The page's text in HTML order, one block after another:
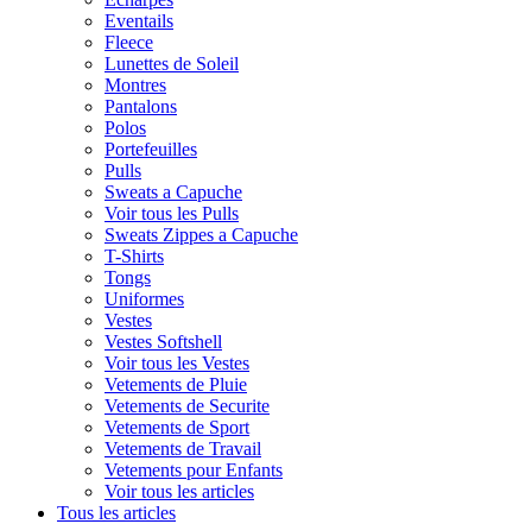
Eventails
Fleece
Lunettes de Soleil
Montres
Pantalons
Polos
Portefeuilles
Pulls
Sweats a Capuche
Voir tous les Pulls
Sweats Zippes a Capuche
T-Shirts
Tongs
Uniformes
Vestes
Vestes Softshell
Voir tous les Vestes
Vetements de Pluie
Vetements de Securite
Vetements de Sport
Vetements de Travail
Vetements pour Enfants
Voir tous les articles
Tous les articles